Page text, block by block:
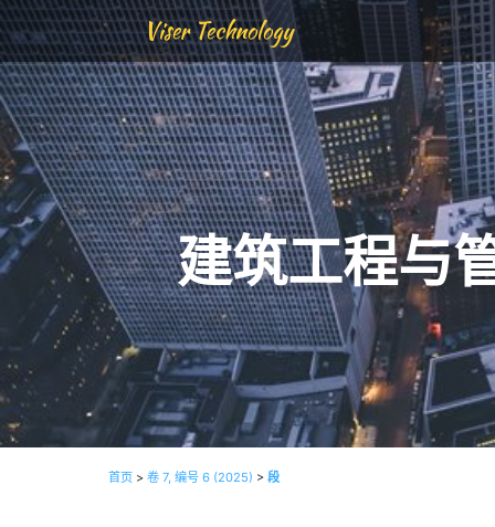
Viser Technology
建筑工程与
首页 > 卷 7, 编号 6 (2025) > 段